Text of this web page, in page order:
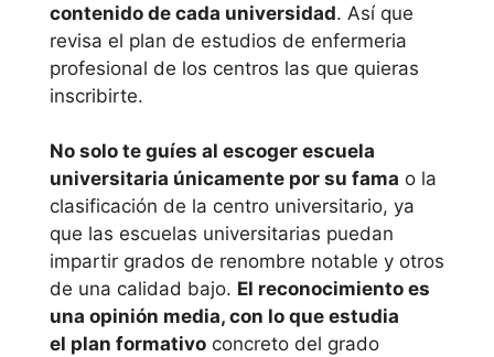
Universidad
Miguel
Universidad
Politécnica de
Valéncia
Universitat de
València
contenido de cada universidad. Así que
revisa el plan de estudios de enfermeria
profesional de los centros las que quieras
inscribirte.
No solo te guíes al escoger escuela
universitaria únicamente por su fama o la
clasificación de la centro universitario, ya
que las escuelas universitarias puedan
impartir grados de renombre notable y otros
de una calidad bajo. El reconocimiento es
una opinión media, con lo que estudia
el plan formativo concreto del grado